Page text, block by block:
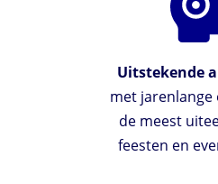
Uitstekende
met jarenlange
de meest
feesten en